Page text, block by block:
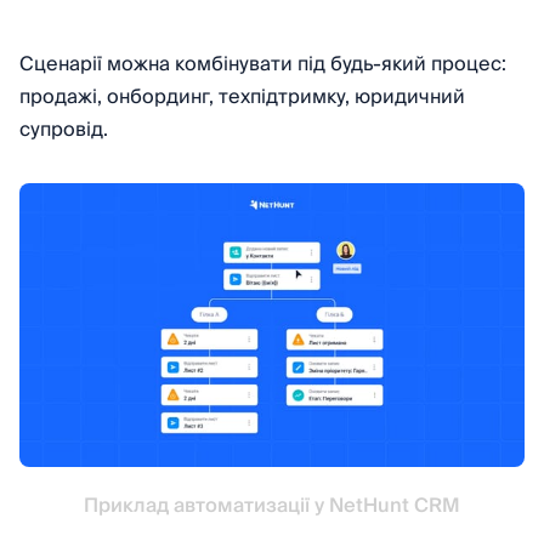
Сценарії можна комбінувати під будь-який процес:
продажі, онбординг, техпідтримку, юридичний
супровід.
Приклад автоматизації у NetHunt CRM